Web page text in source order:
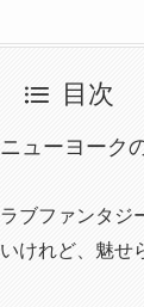
目次
ニューヨーク
ブファンタジ
けれど、魅せ